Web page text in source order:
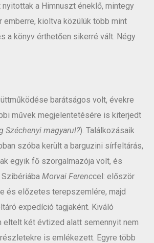
a Himnuszt éneklő, mintegy
emberre, kioltva közülük több mint
a könyv érthetően sikerré vált. Négy
barátságos volt, évekre
művek megjelentetésére is kiterjedt
Széchenyi magyarul?). Találkozásaik
szóba került a barguzini sírfeltárás,
egyik fő szorgalmazója volt, és
Morvai Ferenccel: először
és előzetes terepszemlére, majd
expedíció tagjaként. Kiváló
eltelt két évtized alatt semennyit nem
is emlékezett. Egyre több